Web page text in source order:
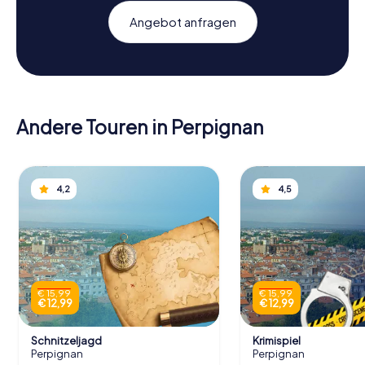
Angebot anfragen
Andere Touren in Perpignan
4,2
€ 15,99
€ 12,99
Schnitzeljagd
Perpignan
4,5
€ 15,99
€ 12,99
Krimispiel
Perpignan